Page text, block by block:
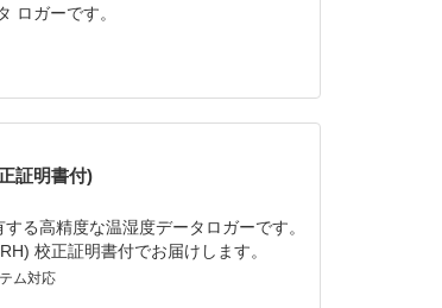
ロガーです。
証明書付)
る高精度な温湿度データロガーです。
校正証明書付でお届けします。
ム対応